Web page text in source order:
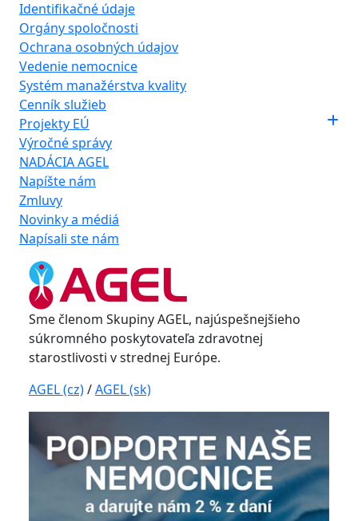
Identifikačné údaje
Orgány spoločnosti
Ochrana osobných údajov
Vedenie nemocnice
Systém manažérstva kvality
Cenník služieb
Projekty EÚ
Výročné správy
NADÁCIA AGEL
Napíšte nám
Zmluvy
Novinky a médiá
Napísali ste nám
Sme členom Skupiny AGEL, najúspešnejšieho
súkromného poskytovateľa zdravotnej
starostlivosti v strednej Európe.
AGEL (cz)/AGEL (sk)